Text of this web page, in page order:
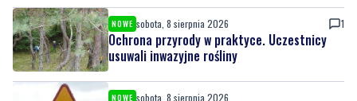
NOWE sobota, 8 sierpnia 2026 1
Ochrona przyrody w praktyce. Uczestnicy
usuwali inwazyjne rośliny
NOWE sobota, 8 sierpnia 2026